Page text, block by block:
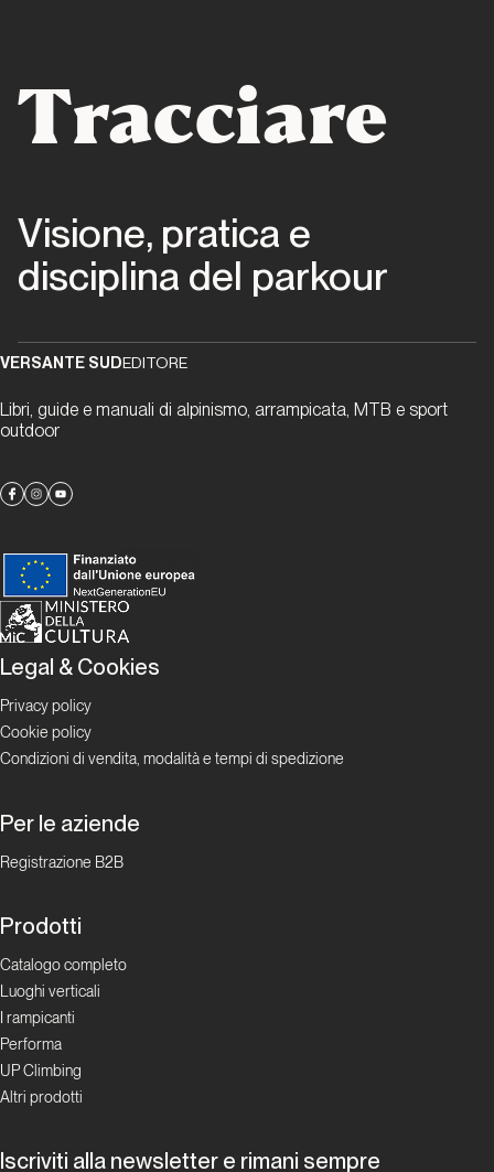
La
dimensione
viaggia
Capitolo006
immagini
Capitolo007
Le
“autrici”
raccontano
Capitolo008
biografiche:
racconto a
Capitolo009
Allegati
Ringraziamenti
Tracciare
Visione, pratica e
disciplina del parkour
VERSANTE SUDEDITORE
Libri, guide e manuali di alpinismo, arrampicata, MTB e sport
outdoor
Legal & Cookies
Privacy policy
Cookie policy
Condizioni di vendita, modalità e tempi di spedizione
Per le aziende
Registrazione B2B
Prodotti
Catalogo completo
Luoghi verticali
I rampicanti
Performa
UP Climbing
Altri prodotti
Iscriviti alla newsletter e rimani sempre